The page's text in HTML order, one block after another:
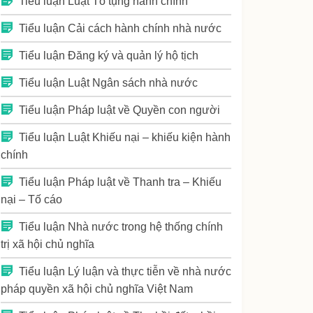
Tiểu luận Cải cách hành chính nhà nước
Tiểu luận Đăng ký và quản lý hộ tịch
Tiểu luận Luật Ngân sách nhà nước
Tiểu luận Pháp luật về Quyền con người
Tiểu luận Luật Khiếu nại – khiếu kiện hành
chính
Tiểu luận Pháp luật về Thanh tra – Khiếu
nại – Tố cáo
Tiểu luận Nhà nước trong hệ thống chính
trị xã hội chủ nghĩa
Tiểu luận Lý luận và thực tiễn về nhà nước
pháp quyền xã hội chủ nghĩa Việt Nam